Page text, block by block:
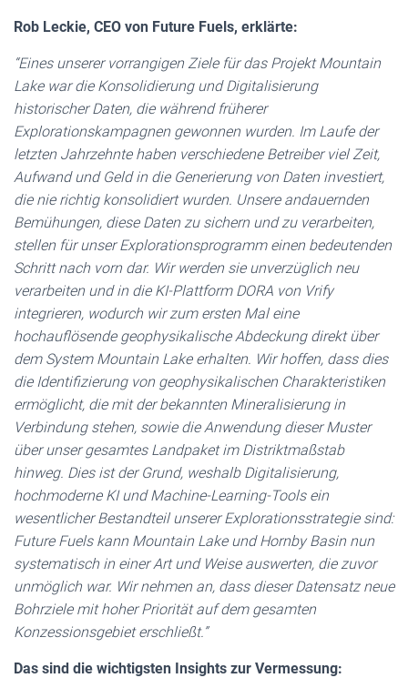
Rob Leckie, CEO von Future Fuels, erklärte:
“Eines unserer vorrangigen Ziele für das Projekt Mountain
Lake war die Konsolidierung und Digitalisierung
historischer Daten, die während früherer
Explorationskampagnen gewonnen wurden. Im Laufe der
letzten Jahrzehnte haben verschiedene Betreiber viel Zeit,
Aufwand und Geld in die Generierung von Daten investiert,
die nie richtig konsolidiert wurden. Unsere andauernden
Bemühungen, diese Daten zu sichern und zu verarbeiten,
stellen für unser Explorationsprogramm einen bedeutenden
Schritt nach vorn dar. Wir werden sie unverzüglich neu
verarbeiten und in die KI-Plattform DORA von Vrify
integrieren, wodurch wir zum ersten Mal eine
hochauflösende geophysikalische Abdeckung direkt über
dem System Mountain Lake erhalten. Wir hoffen, dass dies
die Identifizierung von geophysikalischen Charakteristiken
ermöglicht, die mit der bekannten Mineralisierung in
Verbindung stehen, sowie die Anwendung dieser Muster
über unser gesamtes Landpaket im Distriktmaßstab
hinweg. Dies ist der Grund, weshalb Digitalisierung,
hochmoderne KI und Machine-Learning-Tools ein
wesentlicher Bestandteil unserer Explorationsstrategie sind:
Future Fuels kann Mountain Lake und Hornby Basin nun
systematisch in einer Art und Weise auswerten, die zuvor
unmöglich war. Wir nehmen an, dass dieser Datensatz neue
Bohrziele mit hoher Priorität auf dem gesamten
Konzessionsgebiet erschließt.”
Das sind die wichtigsten Insights zur Vermessung: